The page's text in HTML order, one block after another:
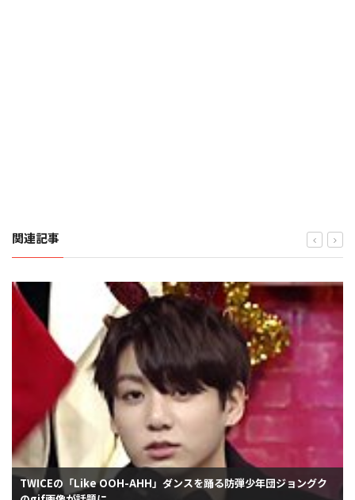
関連記事
TWICEの「Like OOH-AHH」ダンスを踊る防弾少年団ジョングク